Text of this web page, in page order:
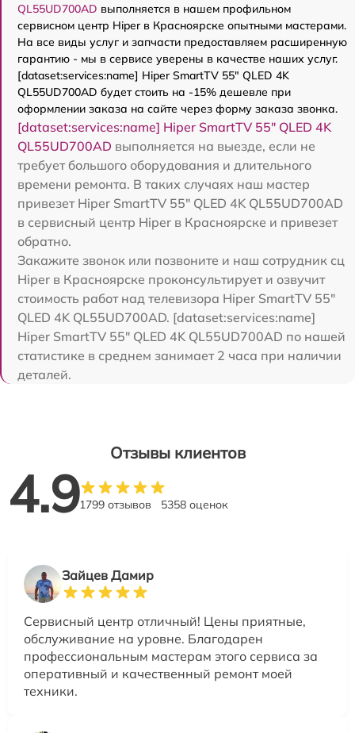
QL55UD700AD выполняется в нашем профильном
сервисном центр Hiper в Красноярске опытными мастерами.
На все виды услуг и запчасти предоставляем расширенную
гарантию - мы в сервисе уверены в качестве наших услуг.
[dataset:services:name] Hiper SmartTV 55" QLED 4K
QL55UD700AD будет стоить на -15% дешевле при
оформлении заказа на сайте через форму заказа звонка.
[dataset:services:name] Hiper SmartTV 55" QLED 4K
QL55UD700AD выполняется на выезде, если не
требует большого оборудования и длительного
времени ремонта. В таких случаях наш мастер
привезет Hiper SmartTV 55" QLED 4K QL55UD700AD
в сервисный центр Hiper в Красноярске и привезет
обратно.
Закажите звонок или позвоните и наш сотрудник сц
Hiper в Красноярске проконсультирует и озвучит
стоимость работ над телевизора Hiper SmartTV 55"
QLED 4K QL55UD700AD. [dataset:services:name]
Hiper SmartTV 55" QLED 4K QL55UD700AD по нашей
статистике в среднем занимает 2 часа при наличии
деталей.
Отзывы клиентов
4.91799 отзывов 5358 оценок
Зайцев Дамир
Сервисный центр отличный! Цены приятные,
обслуживание на уровне. Благодарен
профессиональным мастерам этого сервиса за
оперативный и качественный ремонт моей
техники.